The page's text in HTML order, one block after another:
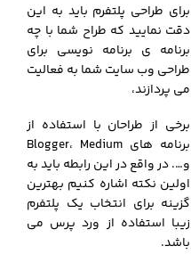
برای طراحی پلتفرم باید به این
دقت نمایید که طراح شما با چه
برنامه ی برنامه نویسی برای
طراحی وب سایت شما به فعالیت
می پردازند،
برخی از طراحان با استفاده از
برنامه های Blogger، Medium
و…. در واقع در این رابطه باید به
اولین نکته اشاره کنیم بهترین
گزینه برای انتخاب یک پلتفرم
زیبا استفاده از ورد پرس می
باشد.